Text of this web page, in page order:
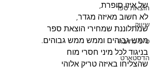
הוצאת ספר
שיווק
טיפ כתיבה
הדסטארט
של איזו סופרת,
לא חשוב מאיזה מגדר,
שמתלוננת שמחירי הוצאת ספר
ממש גבוהים וממש ממש גבוהים.
בניגוד לכל מיני חסרי מוח
שהצליחו באיזה טריק אלוהי